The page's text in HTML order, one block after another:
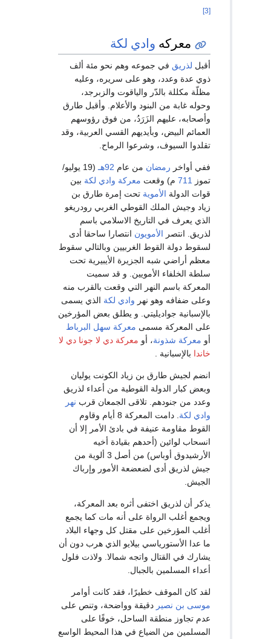
معركهوادي لكة
في جموعه وهم نحو مئة ألف
ذوي عدة وعدد، وهو على سريره، وعليه
مظلّة مكللة بالدّر والياقوت والزبرجد،
وحوله غابة من البنود والأعلام. وأقبل طارق
وأصحابه، عليهم الزَرَدُ، من فوق رؤوسهم
العمائم البيض، وبأيديهم القسي العربية، وقد
تقلدوا السيوف، وشرعوا الرماح.
رمضانمن عام92هـ
(19 يوليو/
م) وقعتمعركة وادي لكةبين
قوات الدولةالأمويةتحت إمرة طارق بن
زياد وجيش الملك القوطي الغربي رودريغو
الذي يعرف في التاريخ الاسلامي باسم
لذريق. انتصرالأمويونانتصارا ساحقا أدى
لسقوط دولة القوط الغربيين وبالتالي سقوط
معظم أراضي شبه الجزيرة الأيبيرية تحت
سلطة الخلفاء الأمويين. و قد سميت
المعركة باسم النهر التي وقعت بالقرب منه
وعلى ضفافه وهو نهروادي لكةالذي يسمى
بالإسبانية جواديليتي. و يطلق بعض المؤرخين
على المعركة مسمىمعركة سهل البرباط
معركة شذونة، أومعركة دي لا جونا دي لا
بالإسبانية .
انضم لجيش طارق بن زياد الكونت يوليان
وبعض كبار الدولة القوطية من أعداء لذريق
وعدد من جنودهم. تلاقى الجمعان قربنهر
. دامت المعركة 8 أيام وقاوم
القوط مقاومة عنيفة في بادئ الأمر إلا أن
انسحاب لوائين (أحدهم بقيادة أخيه
الأرشيدوق أوباس) من أصل 3 ألوية من
جيش لذريق أدى لضعضعة الأمور وإرباك
يذكر أن لذريق اختفى أثره بعد المعركة،
ويجمع أغلب الرواة على أنه مات كما يجمع
أغلب المؤرخين على مقتل كل وجهاء البلاد
ما عدا الأستورياسي بيلايو الذي هرب دون أن
يشارك في القتال واتجه شمالا. ولاذت فلول
أعداء المسلمين بالجبال.
لقد كان الموقف خطيرًا، فقد كانت أوامر
موسى بن نصيردقيقة وواضحة، وتنص على
عدم تجاوز منطقة الساحل، خوفًا على
المسلمين من الضياع في هذا المحيط الواسع